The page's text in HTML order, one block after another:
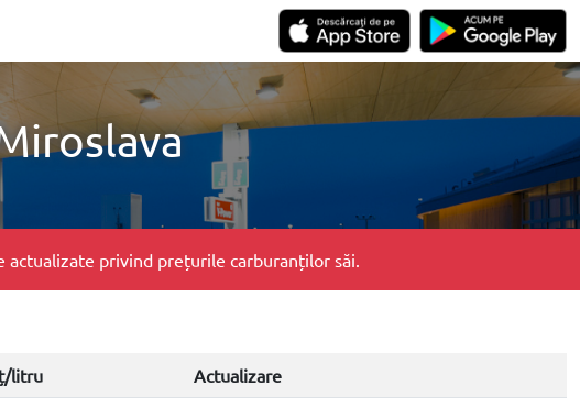
privind prețurile carburanților săi.
litru Actualizare